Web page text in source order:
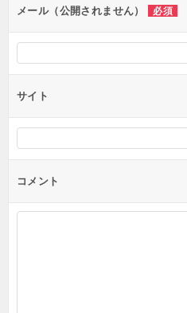
ンメール（公開されません） 必須
サイト
コメント